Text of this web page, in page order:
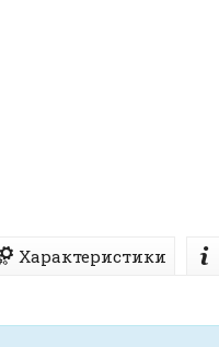
Характеристики